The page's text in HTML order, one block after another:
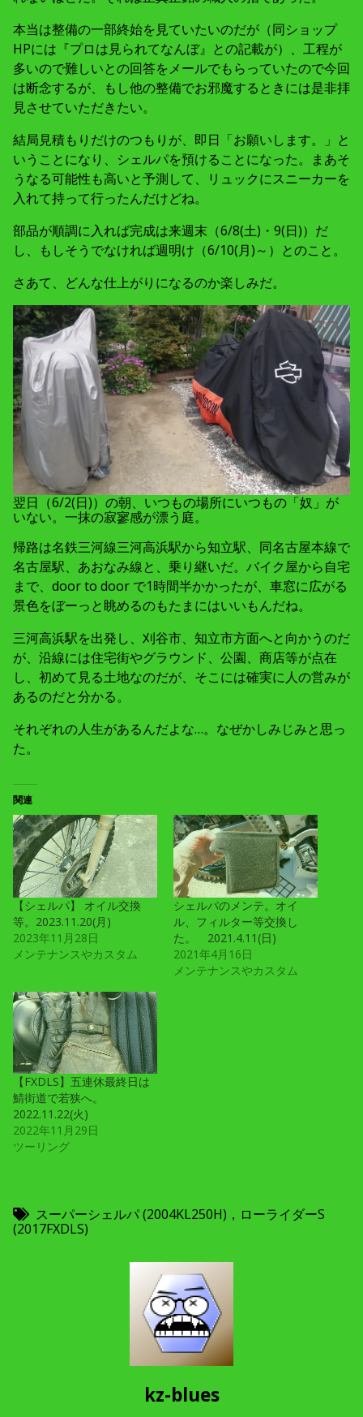
本当は整備の一部終始を見ていたいのだが（同ショップ
HPには『プロは見られてなんぼ』との記載が）、工程が
多いので難しいとの回答をメールでもらっていたので今回
は断念するが、もし他の整備でお邪魔するときには是非拝
見させていただきたい。
結局見積もりだけのつもりが、即日「お願いします。」と
いうことになり、シェルパを預けることになった。まあそ
うなる可能性も高いと予測して、リュックにスニーカーを
入れて持って行ったんだけどね。
部品が順調に入れば完成は来週末（6/8(土)・9(日)）だ
し、もしそうでなければ週明け（6/10(月)～）とのこと。
さあて、どんな仕上がりになるのか楽しみだ。
翌日（6/2(日)）の朝、いつもの場所にいつもの「奴」が
いない。一抹の寂寥感が漂う庭。
帰路は名鉄三河線三河高浜駅から知立駅、同名古屋本線で
名古屋駅、あおなみ線と、乗り継いだ。バイク屋から自宅
まで、door to door で1時間半かかったが、車窓に広がる
景色をぼーっと眺めるのもたまにはいいもんだね。
三河高浜駅を出発し、刈谷市、知立市方面へと向かうのだ
が、沿線には住宅街やグラウンド、公園、商店等が点在
し、初めて見る土地なのだが、そこには確実に人の営みが
あるのだと分かる。
それぞれの人生があるんだよな…。なぜかしみじみと思っ
た。
関連
【シェルパ】 オイル交換
等。2023.11.20(月)
2023年11月28日
メンテナンスやカスタム
シェルパのメンテ。オイ
ル、フィルター等交換し
た。 2021.4.11(日)
2021年4月16日
メンテナンスやカスタム
【FXDLS】五連休最終日は
鯖街道で若狭へ。
2022.11.22(火)
2022年11月29日
ツーリング
スーパーシェルパ (2004KL250H)，ローライダーS
(2017FXDLS)
kz-blues